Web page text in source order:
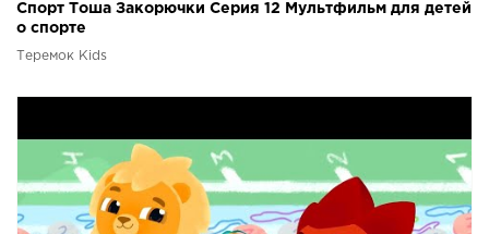
Спорт Тоша Закорючки Серия 12 Мультфильм для детей
о спорте
Теремок Kids